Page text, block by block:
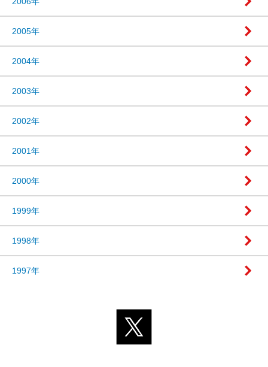
2005年
2004年
2003年
2002年
2001年
2000年
1999年
1998年
1997年